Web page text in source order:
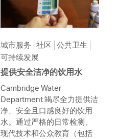
城市服务 社区 公共卫生
可持续发展
提供安全洁净的饮用水
Cambridge Water
Department 竭尽全力提供洁
净、安全且口感良好的饮用
水。通过严格的日常检测、
现代技术和公众教育（包括